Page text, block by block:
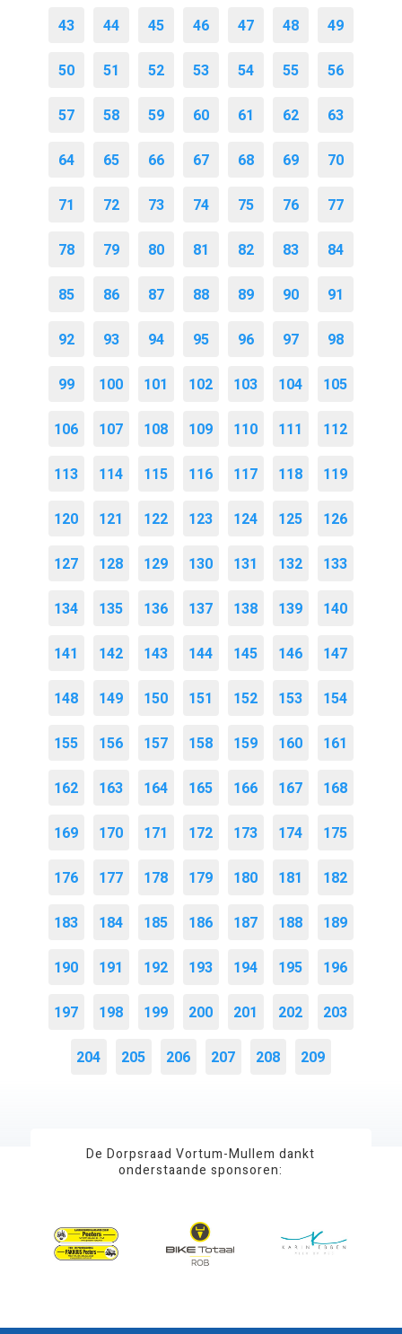
43 44 45 46 47 48 49
50 51 52 53 54 55 56
57 58 59 60 61 62 63
64 65 66 67 68 69 70
71 72 73 74 75 76 77
78 79 80 81 82 83 84
85 86 87 88 89 90 91
92 93 94 95 96 97 98
99 100 101 102 103 104 105
106 107 108 109 110 111 112
113 114 115 116 117 118 119
120 121 122 123 124 125 126
127 128 129 130 131 132 133
134 135 136 137 138 139 140
141 142 143 144 145 146 147
148 149 150 151 152 153 154
155 156 157 158 159 160 161
162 163 164 165 166 167 168
169 170 171 172 173 174 175
176 177 178 179 180 181 182
183 184 185 186 187 188 189
190 191 192 193 194 195 196
197 198 199 200 201 202 203
204 205 206 207 208 209
De Dorpsraad Vortum-Mullem dankt
onderstaande sponsoren: